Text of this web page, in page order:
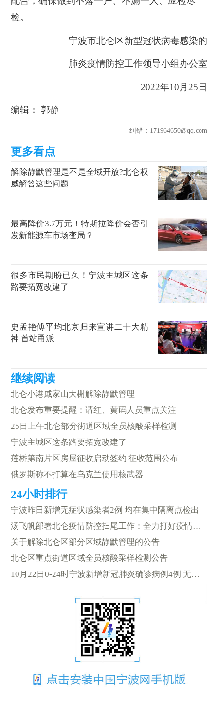
检。
宁波市北仑区新型冠状病毒感染的
肺炎疫情防控工作领导小组办公室
2022年10月25日
编辑： 郭静
纠错：171964650@qq.com
解除静默管理是不是全域开放?北仑权
威解答这些问题
最高降价3.7万元！特斯拉降价会否引
发新能源车市场变局？
很多市民期盼已久！宁波主城区这条
路要拓宽改建了
史孟艳傅平均北京归来宣讲二十大精
神 首站甬派
北仑小港戚家山大榭解除静默管理
北仑发布重要提醒：请红、黄码人员重点关注
25日上午北仑部分街道区域全员核酸采样检测
宁波主城区这条路要拓宽改建了
莲桥第南片区房屋征收启动签约 征收范围公布
俄罗斯称不打算在乌克兰使用核武器
宁波昨日新增无症状感染者2例 均在集中隔离点检出
汤飞帆部署北仑疫情防控扫尾工作：全力打好疫情防控收官战
关于解除北仑区部分区域静默管理的公告
北仑区重点街道区域全员核酸采样检测公告
10月22日0-24时宁波新增新冠肺炎确诊病例4例 无症状感染者14例